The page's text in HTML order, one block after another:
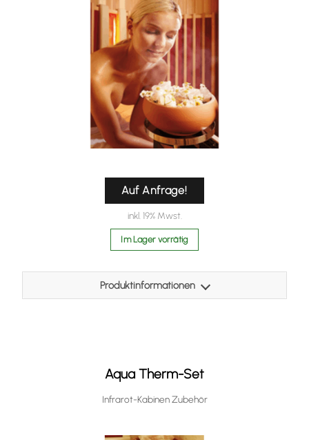
Nur fein und unjodiertes Salz verwenden, keine Duftstoffe
in den Behälter zusätzlich einfügen, nach dem benutzen
mit klarem Wasser reinigen
Auf Anfrage!
inkl. 19% Mwst.
Im Lager vorrätig
Produktinformationen
Aqua Therm-Set
Infrarot-Kabinen Zubehör